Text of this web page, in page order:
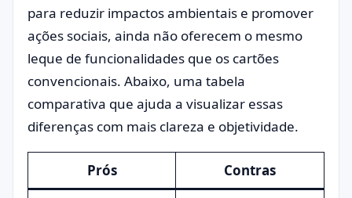
para reduzir impactos ambientais e promover
ações sociais, ainda não oferecem o mesmo
leque de funcionalidades que os cartões
convencionais. Abaixo, uma tabela
comparativa que ajuda a visualizar essas
diferenças com mais clareza e objetividade.
Prós Contras